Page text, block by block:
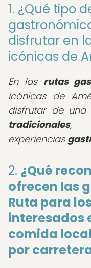
1. ¿Qué tipo
disfrutar en
icónicas de
En las rutas
icónicas de
disfrutar de
tradicionales,
experiencias
2. ¿Qué
ofrecen las
Ruta para
interesados
comida
por